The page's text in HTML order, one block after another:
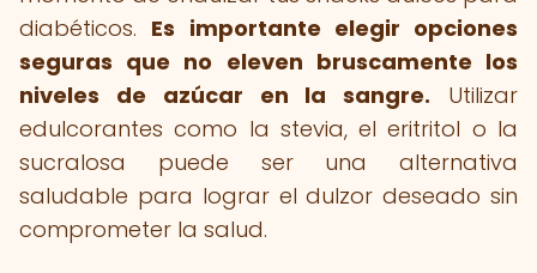
diabéticos. Es importante elegir opciones
seguras que no eleven bruscamente los
niveles de azúcar en la sangre. Utilizar
edulcorantes como la stevia, el eritritol o la
sucralosa puede ser una alternativa
saludable para lograr el dulzor deseado sin
comprometer la salud.